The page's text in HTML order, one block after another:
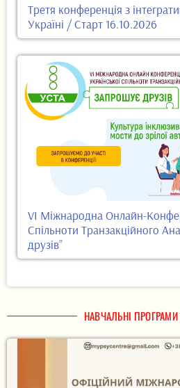
Третя конференція з
Україні / Старт 16.10.2026
VI Міжнародна Онлайн-
Спільноти Транзакційного
друзів”
НАВЧАЛЬНІ ПРОГРАМИ